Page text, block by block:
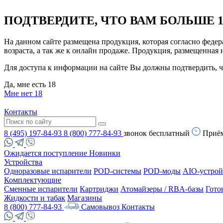
ПОДТВЕРДИТЕ, ЧТО ВАМ БОЛЬШЕ
На данном сайте размещена продукция, которая согласно
возраста, а так же к онлайн продаже. Продукция,
Для доступа к информации на сайте Вы должны подтвердить,
Да, мне есть 18
Мне нет 18
Контакты
8 (495) 197-84-93 8 (800) 777-84-93 звонок бесплатный
Ожидается поступление Новинки
Устройства
Одноразовые испарители POD-системы POD-моды AIO-
Комплектующие
Сменные испарители Картриджи Атомайзеры / RBA-базы
Жидкости и табак Магазины
8 (800) 777-84-93
Самовывоз Контакты